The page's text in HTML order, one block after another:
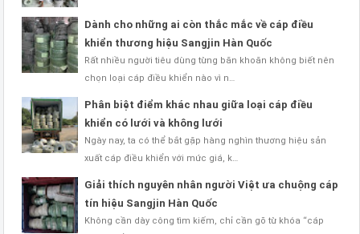
Dành cho những ai còn thắc mắc về cáp điều
khiển thương hiệu Sangjin Hàn Quốc
Rất nhiều người tiêu dùng từng băn khoăn không biết nên
chọn loại cáp điều khiển nào vì n…
Phân biệt điểm khác nhau giữa loại cáp điều
khiển có lưới và không lưới
Ngày nay, ta có thể bắt gặp hàng nghìn thương hiệu sản
xuất cáp điều khiển với mức giá, k…
Giải thích nguyên nhân người Việt ưa chuộng cáp
tín hiệu Sangjin Hàn Quốc
Không cần dày công tìm kiếm, chỉ cần gõ từ khóa “cáp